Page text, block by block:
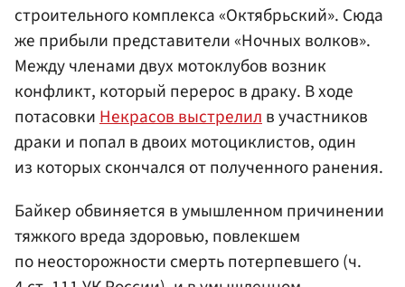
строительного комплекса «Октябрьский». Сюда
же прибыли представители «Ночных волков».
Между членами двух мотоклубов возник
конфликт, который перерос в драку. В ходе
потасовкиНекрасов выстрелилв участников
драки и попал в двоих мотоциклистов, один
из которых скончался от полученного ранения.
Байкер обвиняется в умышленном причинении
тяжкого вреда здоровью, повлекшем
по неосторожности смерть потерпевшего (ч.